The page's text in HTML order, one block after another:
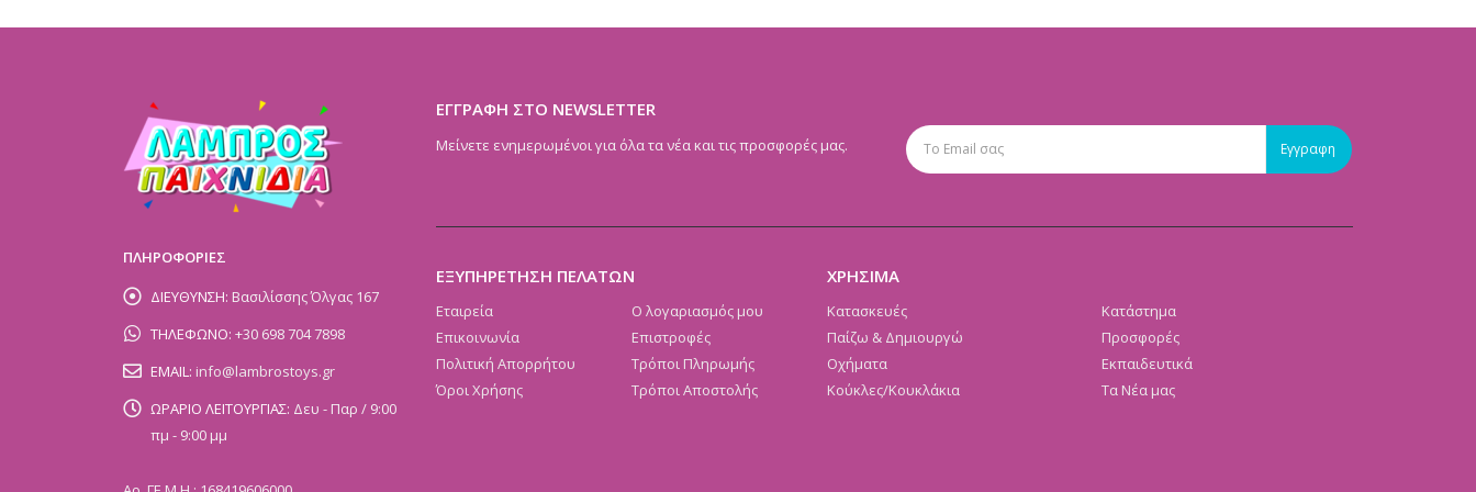
ΠΛΗΡΟΦΟΡΙΕΣ
ΔΙΕΥΘΥΝΣΗ: Βασιλίσσης Όλγας 167
ΤΗΛΕΦΩΝΟ: +30 698 704 7898
EMAIL: info@lambrostoys.gr
ΩΡΑΡΙΟ ΛΕΙΤΟΥΡΓΙΑΣ: Δευ - Παρ / 9:00
πμ - 9:00 μμ
ΕΓΓΡΑΦΗ ΣΤΟ NEWSLETTER
Μείνετε ενημερωμένοι για όλα τα νέα και τις προσφορές μας.
ΕΞΥΠΗΡΕΤΗΣΗ ΠΕΛΑΤΩΝ
Εταιρεία
Επικοινωνία
Πολιτική Απορρήτου
Όροι Χρήσης
Ο λογαριασμός μου
Επιστροφές
Τρόποι Πληρωμής
Τρόποι Αποστολής
ΧΡΗΣΙΜΑ
Κατασκευές
Παίζω & Δημιουργώ
Οχήματα
Κούκλες/Κουκλάκια
Κατάστημα
Προσφορές
Εκπαιδευτικά
Τα Νέα μας